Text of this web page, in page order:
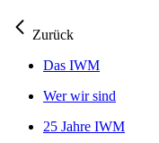
Zurück
Das IWM
Wer wir sind
25 Jahre IWM